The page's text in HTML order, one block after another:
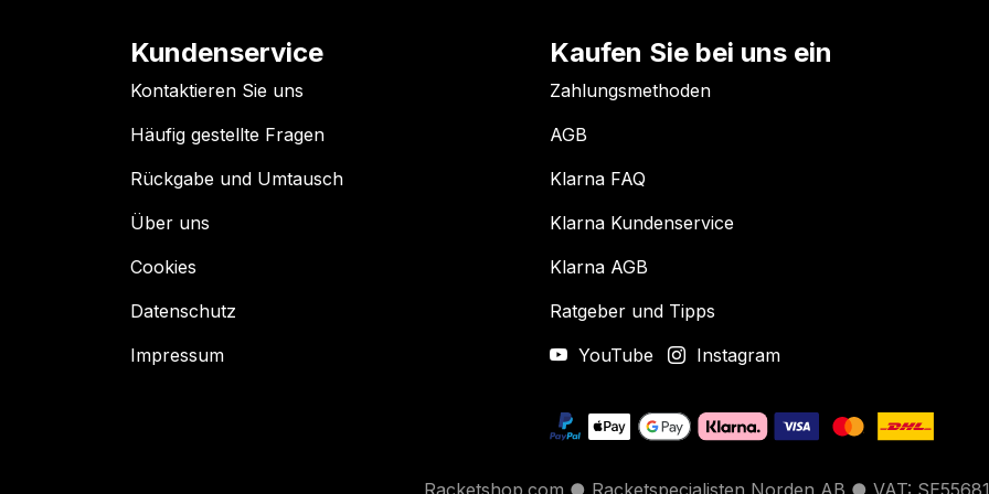
Kundenservice
Kontaktieren Sie uns
Häufig gestellte Fragen
Rückgabe und Umtausch
Über uns
Cookies
Datenschutz
Impressum
Kaufen Sie bei uns ein
Zahlungsmethoden
AGB
Klarna FAQ
Klarna Kundenservice
Klarna AGB
Ratgeber und Tipps
YouTube
Instagram
Racketshop.com ● Racketspecialisten Norden AB ● VAT: